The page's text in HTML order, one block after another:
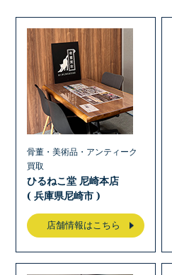
骨董・美術品・アンティーク
買取
ひるねこ堂 尼崎本店
( 兵庫県尼崎市 )
店舗情報はこちら